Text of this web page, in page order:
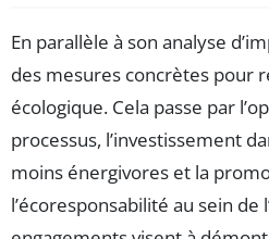
En parallèle à son analyse
des mesures concrètes pour
écologique. Cela passe par
processus, l’investissement
moins énergivores et la
l’écoresponsabilité au sein de